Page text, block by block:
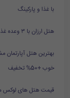
با غذا و پارکینگ
هتل ارزان با ۳ وعده غذا نزدیک حرم امام رضا | رزرو هتل ارزان مشهد+50%
خوب +50% تخفیف
قیمت هتل های لوکس